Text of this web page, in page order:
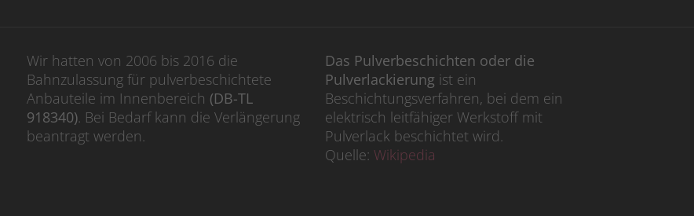
Wir hatten von 2006 bis 2016 die
Bahnzulassung für pulverbeschichtete
Anbauteile im Innenbereich (DB-TL
918340). Bei Bedarf kann die Verlängerung
beantragt werden.
Das Pulverbeschichten oder die
Pulverlackierung ist ein
Beschichtungsverfahren, bei dem ein
elektrisch leitfähiger Werkstoff mit
Pulverlack beschichtet wird.
Quelle: Wikipedia